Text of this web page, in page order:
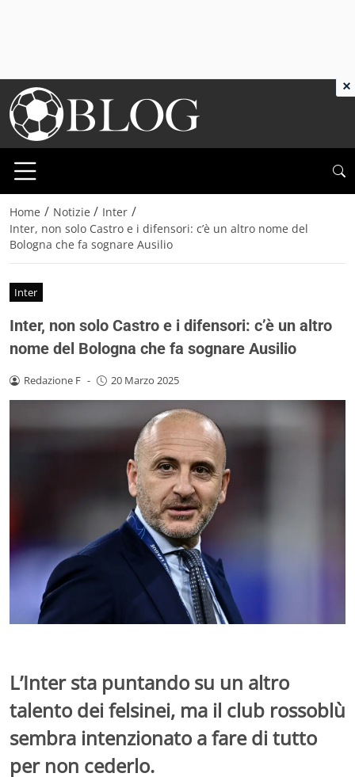
Home / Notizie / Inter /
Inter, non solo Castro e i difensori: c’è un altro nome del
Bologna che fa sognare Ausilio
Inter
Inter, non solo Castro e i difensori: c’è un altro
nome del Bologna che fa sognare Ausilio
Redazione F - 20 Marzo 2025
L’Inter sta puntando su un altro
talento dei felsinei, ma il club rossoblù
sembra intenzionato a fare di tutto
per non cederlo.
×